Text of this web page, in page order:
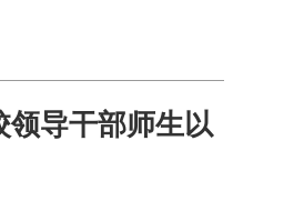
领导干部师生以